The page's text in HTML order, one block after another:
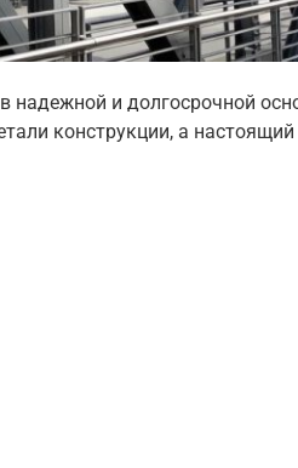
и долгосрочной
конструкции, а